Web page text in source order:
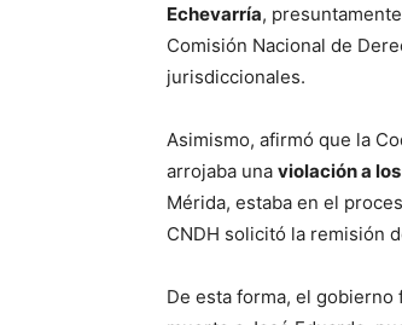
Echevarría, presuntamente
Comisión Nacional de
jurisdiccionales.
Asimismo, afirmó que la
arrojaba una violación a
Mérida, estaba en el
CNDH solicitó la remisión
De esta forma, el